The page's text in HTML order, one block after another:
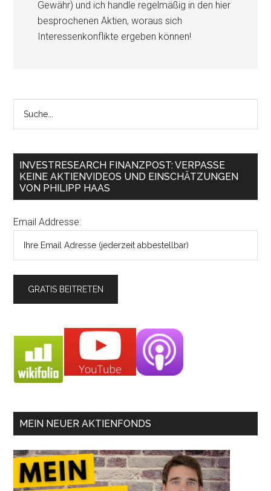
Gewähr) und ich handle regelmäßig in den hier
besprochenen Aktien, woraus sich
Interessenkonflikte ergeben können!
INVESTRESEARCH FINANZPOST: VERPASSE
KEINE AKTIENVIDEOS UND EINSCHÄTZUNGEN
VON PHILIPP HAAS
Email Addresse:
MEIN NEUER AKTIENFONDS